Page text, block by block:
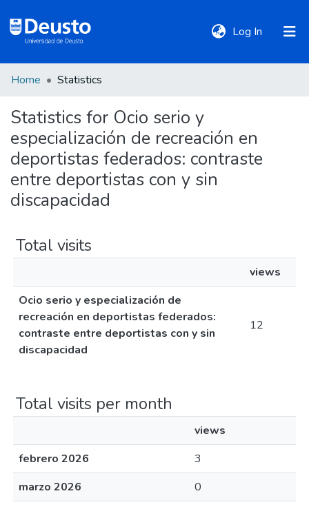
Log In (current)
Communities
&
Collections
All of DSpace
Policies
Home Statistics
Statistics for Ocio serio y
especialización de recreación en
deportistas federados: contraste
entre deportistas con y sin
discapacidad
Total visits
views
Ocio serio y especialización de
recreación en deportistas federados:
contraste entre deportistas con y sin
discapacidad
12
Total visits per month
views
febrero 2026
3
marzo 2026
0